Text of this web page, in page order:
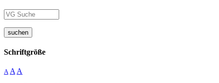
suchen
Schriftgröße
A A A